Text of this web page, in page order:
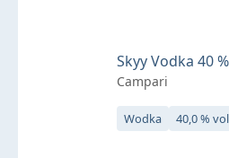
Skyy Vodka 40
Campari
Wodka 40,0 %